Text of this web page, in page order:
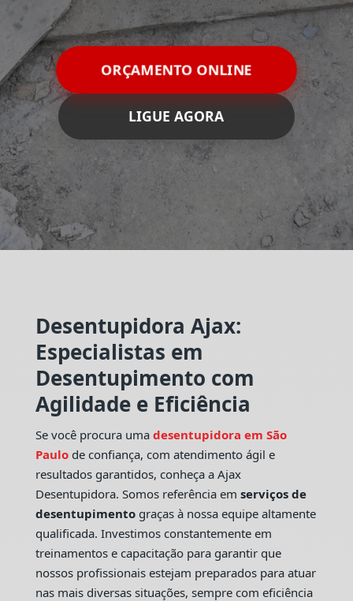
ORÇAMENTO ONLINE
LIGUE AGORA
Desentupidora Ajax:
Especialistas em
Desentupimento com
Agilidade e Eficiência
Se você procura uma desentupidora em São
Paulo de confiança, com atendimento ágil e
resultados garantidos, conheça a Ajax
Desentupidora. Somos referência em serviços de
desentupimentograças à nossa equipe altamente
qualificada. Investimos constantemente em
treinamentos e capacitação para garantir que
nossos profissionais estejam preparados para atuar
nas mais diversas situações, sempre com eficiência